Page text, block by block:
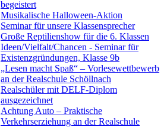
begeistert
Musikalische Halloween-Aktion
Seminar für unsere Klassensprecher
Große Reptilienshow für die 6. Klassen
Ideen/Vielfalt/Chancen - Seminar für
Existenzgründungen, Klasse 9b
„Lesen macht Spaß“ – Vorlesewettbewerb
an der Realschule Schöllnach
Realschüler mit DELF-Diplom
ausgezeichnet
Achtung Auto – Praktische
Verkehrserziehung an der Realschule